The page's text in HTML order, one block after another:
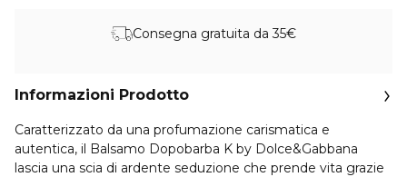
Consegna gratuita da 35€
Informazioni Prodotto
Caratterizzato da una profumazione carismatica e
autentica, il Balsamo Dopobarba K by Dolce&Gabbana
lascia una scia di ardente seduzione che prende vita grazie